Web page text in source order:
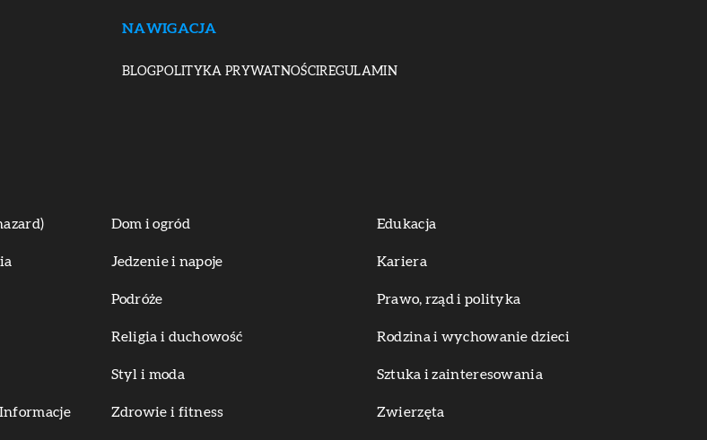
NAWIGACJA
BLOGPOLITYKA PRYWATNOŚCIREGULAMIN
Dom i ogród Edukacja
Jedzenie i napoje Kariera
Podróże Prawo, rząd i polityka
Religia i duchowość Rodzina i wychowanie dzieci
Styl i moda Sztuka i zainteresowania
Zdrowie i fitness Zwierzęta